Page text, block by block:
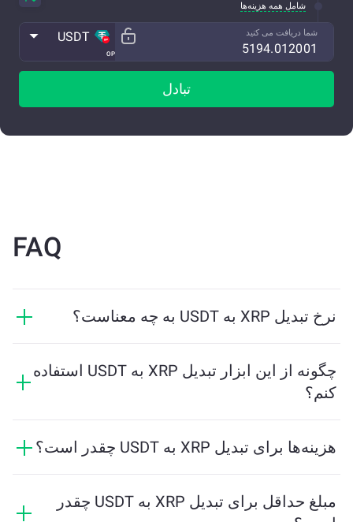
شامل همه هزینه‌ها
شما دریافت می کنید
OP
USDT
تبادل
FAQ
نرخ تبدیل XRP به USDT به چه معناست؟
دریافت خواهید کرد. این نرخ براساس شرایط بازار، عرضه و
تقاضا، و نقدینگی تغییر می‌کند.
چگونه از این ابزار تبدیل XRP به USDT استفاده
کنم؟
ابزار مقدار تخمینی USDT دریافتی را محاسبه خواهد کرد.
هزینه‌ها برای تبدیل XRP به USDT چقدر است؟
متفاوت است. ChangeNOW نرخ‌های رقابتی را بدون
هزینه‌های پنهان ارائه می‌دهد، و مبلغ نهایی قبل از تایید
مبلغ حداقل برای تبدیل XRP به USDT چقدر